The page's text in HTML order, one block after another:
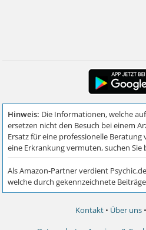
Kontakt • Über uns •